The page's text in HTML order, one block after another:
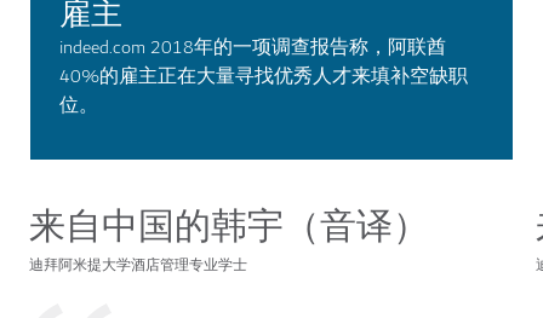
雇主
indeed.com 2018年的一项调查报告称，阿联酋
40%的雇主正在大量寻找优秀人才来填补空缺职
位。
来自中国的韩宇（音译）
迪拜阿米提大学酒店管理专业学士